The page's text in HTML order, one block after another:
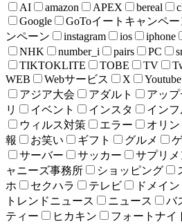
AI amazon APEX bereal
Google
GoToイートキャンペー
ンペーン
instagram ios iphone
NHK
number_i pairs PC
TIKTOKLITE
TOBE TV
WEB
Webサービス X Youtube
アジア大会
アダルト アップ
リ
イベント インスタ イン
ウィルス対策
エラー オリ
報
お笑い ギフト グルメ
サーバー
サッカー サプリメ
ャニーズ事務所
ショッピング
ホ
セクハラ テレビ ドメイン
トレンドニュース
ニュース バ
ティー
ヒカキン フォートナイ